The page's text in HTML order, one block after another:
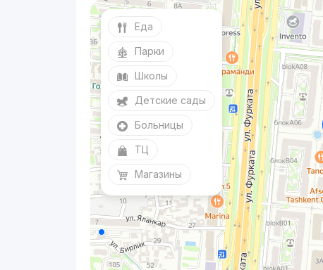
Еда
Парки
Школы
Детские сады
Больницы
ТЦ
Магазины